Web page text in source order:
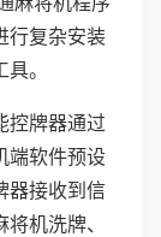
行复杂安装
。
控牌器通过
端软件预设
器接收到信
机洗牌、